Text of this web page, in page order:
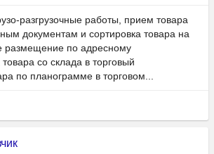
разгрузочные работы, прием товара
документам и сортировка товара на
размещение по адресному
со склада в торговый
по планограмме в торговом...